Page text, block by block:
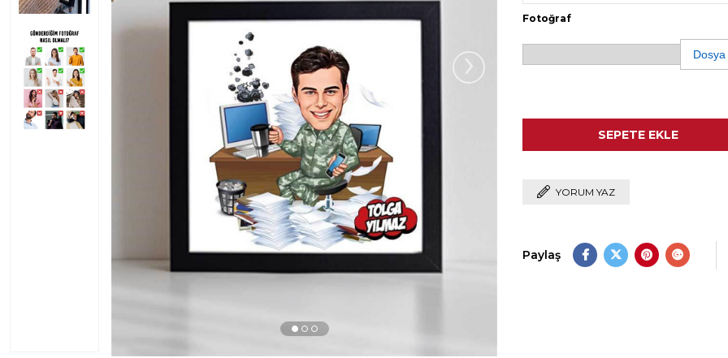
›
Fotoğraf
YORUM YAZ
Paylaş